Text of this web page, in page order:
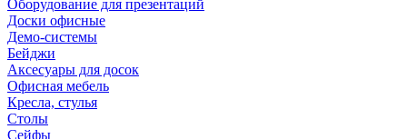
Оборудование для презентаций
Доски офисные
Демо-системы
Бейджи
Аксесуары для досок
Офисная мебель
Кресла, стулья
Столы
Сейфы